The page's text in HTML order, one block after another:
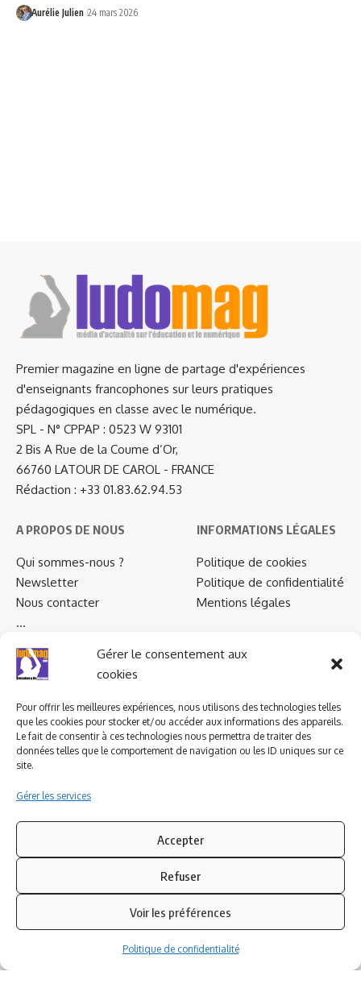
Gérer le consentement aux
cookies
Pour offrir les meilleures expériences, nous utilisons des technologies telles
que les cookies pour stocker et/ou accéder aux informations des appareils.
Le fait de consentir à ces technologies nous permettra de traiter des
données telles que le comportement de navigation ou les ID uniques sur ce
site.
Gérer les services
Accepter
Refuser
Voir les préférences
Politique de confidentialité
Aurélie Julien 24 mars 2026
Premier magazine en ligne de partage d'expériences
d'enseignants francophones sur leurs pratiques
pédagogiques en classe avec le numérique.
SPL - N° CPPAP : 0523 W 93101
2 Bis A Rue de la Coume d’Or,
66760 LATOUR DE CAROL - FRANCE
Rédaction : +33 01.83.62.94.53
A PROPOS DE NOUS
Qui sommes-nous ?
Newsletter
Nous contacter
…
INFORMATIONS LÉGALES
Politique de cookies
Politique de confidentialité
Mentions légales
PARTENAIRES